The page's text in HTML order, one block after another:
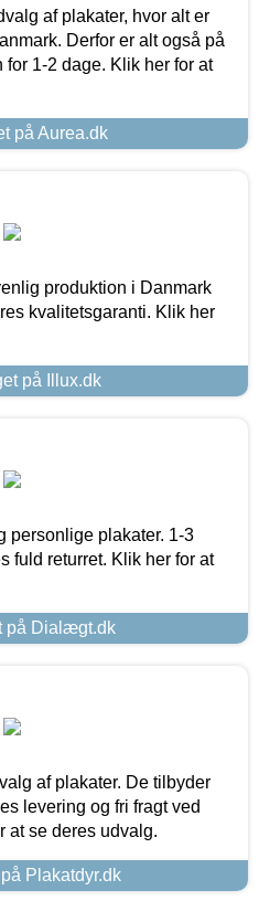
af plakater, hvor alt er
Derfor er alt også på
for 1-2 dage. Klik her for at
på Aurea.dk
produktion i Danmark
kvalitetsgaranti. Klik her
på Illux.dk
plakater. 1-3
fuld returret. Klik her for at
på Dialægt.dk
af plakater. De tilbyder
levering og fri fragt ved
at se deres udvalg.
Plakatdyr.dk